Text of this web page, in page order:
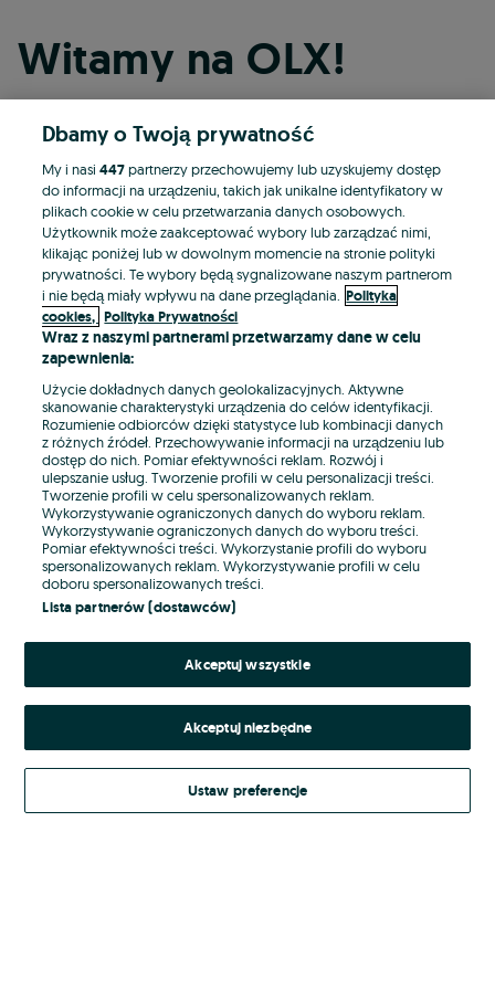
Witamy na OLX!
Kontynuuj przez Facebooka
Kontynuuj przez konto Apple
Kontynuuj przez konto Google
LUB
E-mail
Hasło
Nie pamiętasz hasła?
Zaloguj się
Kontynuując za pośrednictwem jednego z dostawców wskazanych powyżej,
Regulamin serwisuOLX.pl w jego aktualnym brzmieniu.
Dbamy o Twoją prywatność
My i nasi447partnerzy przechowujemy lub uzyskujemy dostęp
do informacji na urządzeniu, takich jak unikalne identyfikatory w
plikach cookie w celu przetwarzania danych osobowych.
Użytkownik może zaakceptować wybory lub zarządzać nimi,
klikając poniżej lub w dowolnym momencie na stronie polityki
prywatności. Te wybory będą sygnalizowane naszym partnerom
i nie będą miały wpływu na dane przeglądania. Polityka
cookies, Polityka Prywatności
Wraz z naszymi partnerami przetwarzamy dane w celu
zapewnienia:
Użycie dokładnych danych geolokalizacyjnych. Aktywne
skanowanie charakterystyki urządzenia do celów identyfikacji.
Rozumienie odbiorców dzięki statystyce lub kombinacji danych
z różnych źródeł. Przechowywanie informacji na urządzeniu lub
dostęp do nich. Pomiar efektywności reklam. Rozwój i
ulepszanie usług. Tworzenie profili w celu personalizacji treści.
Tworzenie profili w celu spersonalizowanych reklam.
Wykorzystywanie ograniczonych danych do wyboru reklam.
Wykorzystywanie ograniczonych danych do wyboru treści.
Pomiar efektywności treści. Wykorzystanie profili do wyboru
spersonalizowanych reklam. Wykorzystywanie profili w celu
doboru spersonalizowanych treści.
Lista partnerów (dostawców)
Akceptuj wszystkie
Akceptuj niezbędne
Ustaw preferencje